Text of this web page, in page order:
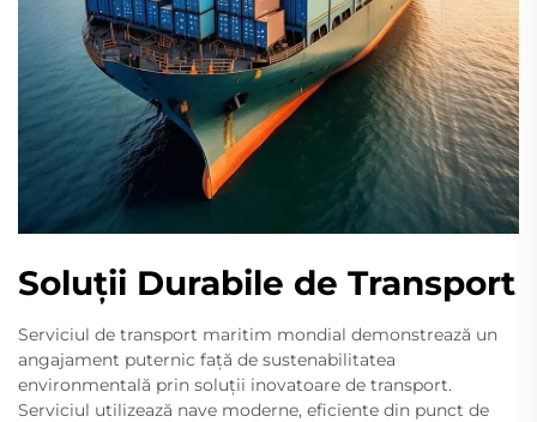
Soluții Durabile de Transport
Serviciul de transport maritim mondial demonstrează un
angajament puternic față de sustenabilitatea
environmentală prin soluții inovatoare de transport.
Serviciul utilizează nave moderne, eficiente din punct de